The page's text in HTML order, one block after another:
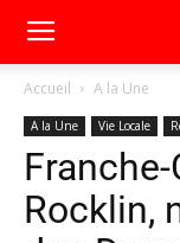
Accueil A la Une
A la Une Vie Locale
Rocklin,